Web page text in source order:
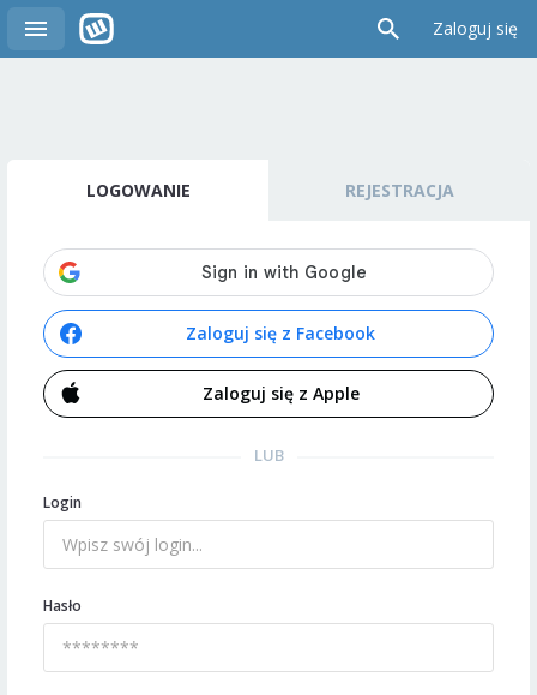
Zaloguj się
LOGOWANIE REJESTRACJA
Zaloguj się z Facebook
Zaloguj się z Apple
LUB
Login
Hasło